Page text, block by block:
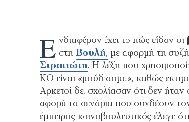
Ε νδιαφέρον έχει το πώς είδαν οι
στηΒουλή, με αφορμή τη
Στρατιώτη. Η λέξη που
ΚΟ είναι «μούδιασμα», καθώς
Αρκετοί δε, σχολίασαν ότι δεν
αφορά τα σενάρια που συνδέουν
έμπειρος κοινοβουλευτικός έλεγε